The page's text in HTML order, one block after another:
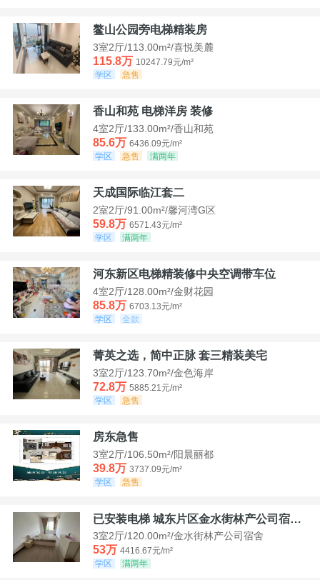
鳌山公园旁电梯精装房
3室2厅/113.00m²/喜悦美麓
115.8万 10247.79元/m²
学区
急售
香山和苑 电梯洋房 装修
4室2厅/133.00m²/香山和苑
85.6万 6436.09元/m²
学区
急售 满两年
天成国际临江套二
2室2厅/91.00m²/馨河湾G区
59.8万 6571.43元/m²
学区
满两年
河东新区电梯精装修中央空调带车位
4室2厅/128.00m²/金财花园
85.8万 6703.13元/m²
学区
全款
菁英之选，简中正脉 套三精装美宅
3室2厅/123.70m²/金色海岸
72.8万 5885.21元/m²
学区
急售
房东急售
3室2厅/106.50m²/阳晨丽都
39.8万 3737.09元/m²
学区
急售
已安装电梯 城东片区金水街林产公司宿舍套三可看江景
3室2厅/120.00m²/金水街林产公司宿舍
53万 4416.67元/m²
学区
满两年